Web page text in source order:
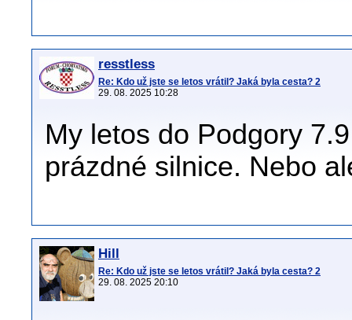
resstless
Re: Kdo už jste se letos vrátil? Jaká byla cesta? 2
29. 08. 2025 10:28
My letos do Podgory
prázdné silnice. Nebo
Hill
Re: Kdo už jste se letos vrátil? Jaká byla cesta? 2
29. 08. 2025 20:10